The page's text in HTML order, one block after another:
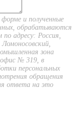
и полученные
обрабатываются
адресу: Россия,
зона
офис № 319, в
персональных
обращения
ответа на это